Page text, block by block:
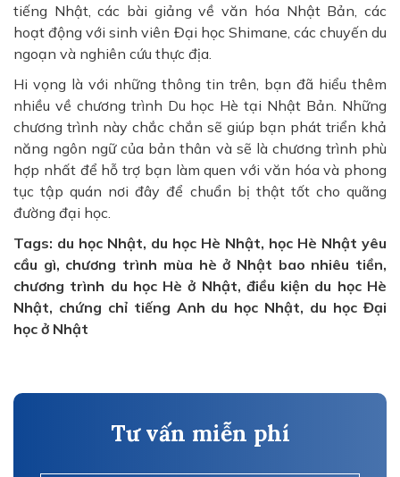
tiếng Nhật, các bài giảng về văn hóa Nhật Bản, các
hoạt động với sinh viên Đại học Shimane, các chuyến du
ngoạn và nghiên cứu thực địa.
Hi vọng là với những thông tin trên, bạn đã hiểu thêm
nhiều về chương trình Du học Hè tại Nhật Bản. Những
chương trình này chắc chắn sẽ giúp bạn phát triển khả
năng ngôn ngữ của bản thân và sẽ là chương trình phù
hợp nhất để hỗ trợ bạn làm quen với văn hóa và phong
tục tập quán nơi đây để chuẩn bị thật tốt cho quãng
đường đại học.
Tags: du học Nhật, du học Hè Nhật, học Hè Nhật yêu
cầu gì, chương trình mùa hè ở Nhật bao nhiêu tiền,
chương trình du học Hè ở Nhật, điều kiện du học Hè
Nhật, chứng chỉ tiếng Anh du học Nhật, du học Đại
học ở Nhật
Tư vấn miễn phí